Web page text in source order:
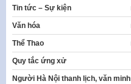
Tin tức – Sự kiện
Văn hóa
Thể Thao
Quy tắc ứng xử
Người Hà Nội thanh lịch, văn minh